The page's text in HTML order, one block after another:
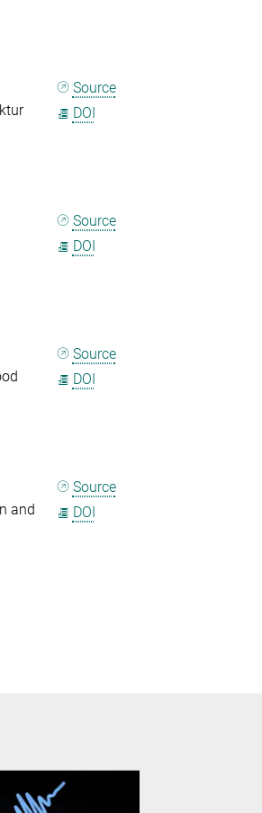
Source
DOI
Source
DOI
Source
DOI
and
Source
DOI